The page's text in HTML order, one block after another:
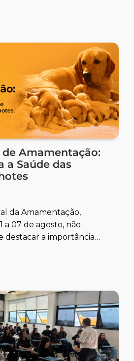
e Lima (PE) e Goianápolis
de Amamentação:
a Saúde das
da Amamentação,
a 07 de agosto, não
destacar a importância